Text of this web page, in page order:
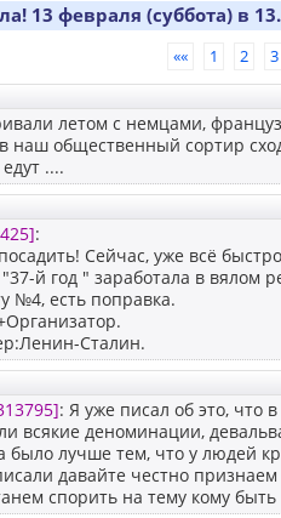
13 февраля (суббота) в
«« 1 2 3
летом с немцами,
наш общественный сортир
....
:
Сейчас, уже всё
й год " заработала в вялом
№4, есть поправка.
Сталин.
: Я уже писал об это, что
всякие деноминации,
было лучше тем, что у людей
давайте честно
спорить на тему кому